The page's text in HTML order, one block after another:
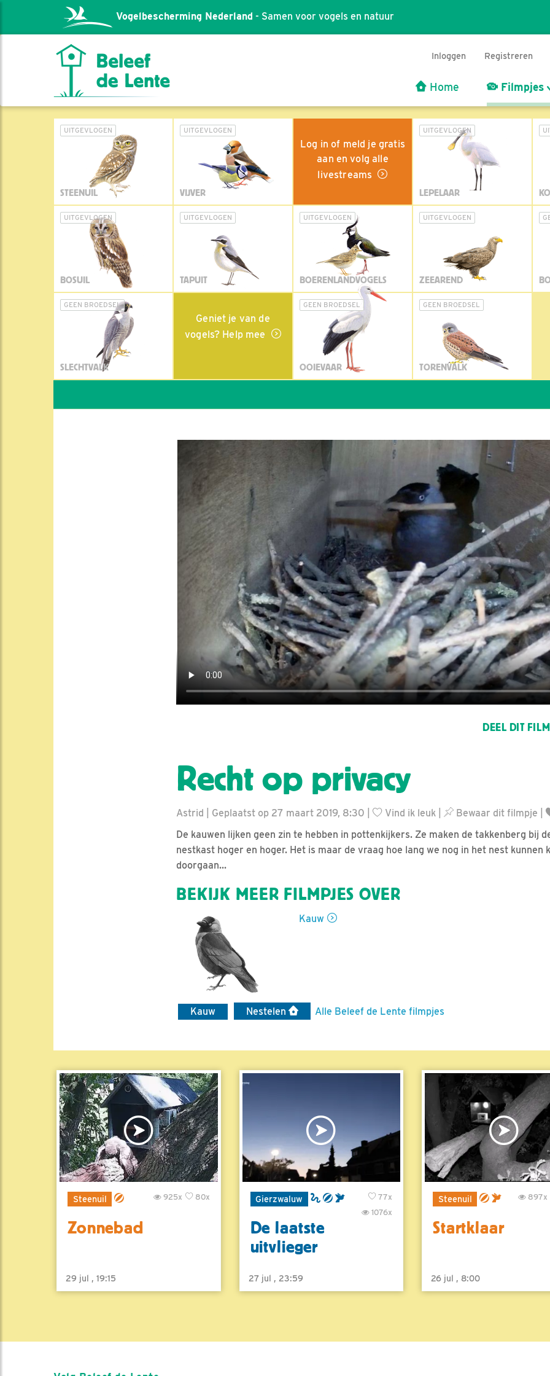
Vogelbescherming Nederland - Samen voor vogels en natuur
Inloggen Registreren
Home Filmpjes
UITGEVLOGEN
STEENUIL
UITGEVLOGEN
VIJVER
Log in of meld je gratis
aan en volg alle
livestreams
UITGEVLOGEN
LEPELAAR
UITGEVLOGEN
BOSUIL
UITGEVLOGEN
TAPUIT
UITGEVLOGEN
BOERENLANDVOGELS
UITGEVLOGEN
ZEEAREND
GEEN BROEDSEL
SLECHTVALK
Geniet je van de
vogels? Help mee
GEEN BROEDSEL
OOIEVAAR
GEEN BROEDSEL
TORENVALK
DEEL DIT
Recht op privacy
Astrid | Geplaatst op 27 maart 2019, 8:30 | Vind ik leuk Bewaar dit filmpje
De kauwen lijken geen zin te hebben in pottenkijkers. Ze maken de takkenberg bij
nestkast hoger en hoger. Het is maar de vraag hoe lang we nog in het nest kunnen
doorgaan...
BEKIJK MEER FILMPJES OVER
Kauw
Kauw Nestelen Alle Beleef de Lente filmpjes
Steenuil 80x
925x
Zonnebad
29 jul , 19:15
Gierzwaluw
77x
1076x
De laatste
uitvlieger
27 jul , 23:59
Steenuil 897x
Startklaar
26 jul , 8:00